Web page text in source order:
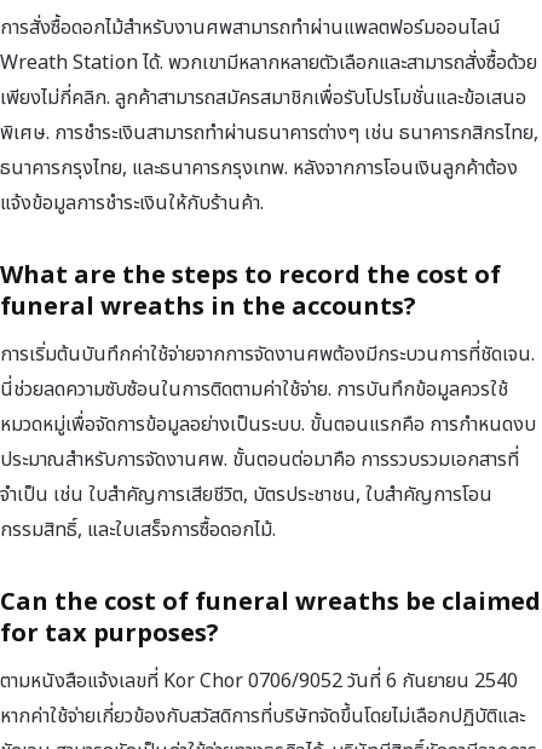
การสั่งซื้อดอกไม้สำหรับงานศพสามารถทำผ่านแพลตฟอร์มออนไลน์
Wreath Station ได้. พวกเขามีหลากหลายตัวเลือกและสามารถสั่งซื้อด้วย
เพียงไม่กี่คลิก. ลูกค้าสามารถสมัครสมาชิกเพื่อรับโปรโมชั่นและข้อเสนอ
พิเศษ. การชำระเงินสามารถทำผ่านธนาคารต่างๆ เช่น ธนาคารกสิกรไทย,
ธนาคารกรุงไทย, และธนาคารกรุงเทพ. หลังจากการโอนเงินลูกค้าต้อง
แจ้งข้อมูลการชำระเงินให้กับร้านค้า.
What are the steps to record the cost of
funeral wreaths in the accounts?
การเริ่มต้นบันทึกค่าใช้จ่ายจากการจัดงานศพต้องมีกระบวนการที่ชัดเจน.
นี่ช่วยลดความซับซ้อนในการติดตามค่าใช้จ่าย. การบันทึกข้อมูลควรใช้
หมวดหมู่เพื่อจัดการข้อมูลอย่างเป็นระบบ. ขั้นตอนแรกคือ การกำหนดงบ
ประมาณสำหรับการจัดงานศพ. ขั้นตอนต่อมาคือ การรวบรวมเอกสารที่
จำเป็น เช่น ใบสำคัญการเสียชีวิต, บัตรประชาชน, ใบสำคัญการโอน
กรรมสิทธิ์, และใบเสร็จการซื้อดอกไม้.
Can the cost of funeral wreaths be claimed
for tax purposes?
ตามหนังสือแจ้งเลขที่ Kor Chor 0706/9052 วันที่ 6 กันยายน 2540
หากค่าใช้จ่ายเกี่ยวข้องกับสวัสดิการที่บริษัทจัดขึ้นโดยไม่เลือกปฏิบัติและ